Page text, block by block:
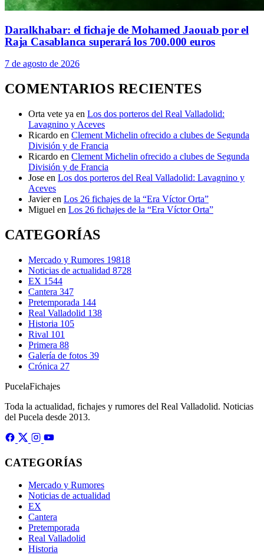
Daralkhabar: el fichaje de Mohamed Jaouab por el
Raja Casablanca superará los 700.000 euros
7 de agosto de 2026
COMENTARIOS RECIENTES
Orta vete ya en Los dos porteros del Real Valladolid:
Lavagnino y Aceves
Ricardo en Clement Michelin ofrecido a clubes de Segunda
División y de Francia
Ricardo en Clement Michelin ofrecido a clubes de Segunda
División y de Francia
Jose en Los dos porteros del Real Valladolid: Lavagnino y
Aceves
Javier en Los 26 fichajes de la “Era Víctor Orta”
Miguel en Los 26 fichajes de la “Era Víctor Orta”
CATEGORÍAS
Mercado y Rumores 19818
Noticias de actualidad 8728
EX 1544
Cantera 347
Pretemporada 144
Real Valladolid 138
Historia 105
Rival 101
Primera 88
Galería de fotos 39
Crónica 27
PucelaFichajes
Toda la actualidad, fichajes y rumores del Real Valladolid. Noticias
del Pucela desde 2013.
CATEGORÍAS
Mercado y Rumores
Noticias de actualidad
EX
Cantera
Pretemporada
Real Valladolid
Historia